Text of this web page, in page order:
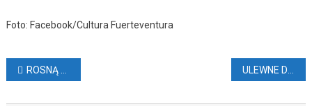
Foto: Facebook/Cultura Fuerteventura
Nawigacja
wpisu
ROSNĄ CENY NA KANARACH